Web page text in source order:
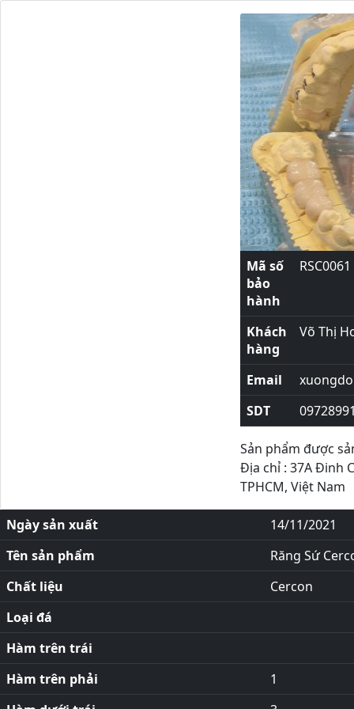
Mã số
bảo
hành
RSC0061
Khách
hàng
Võ Thị
Email
SDT
Sản phẩm được
Địa chỉ : 37A Đinh
TPHCM, Việt Nam
Ngày sản xuất
14/11/2021
Tên sản phẩm
Răng Sứ
Chất liệu
Cercon
Loại đá
Hàm trên trái
Hàm trên phải
1